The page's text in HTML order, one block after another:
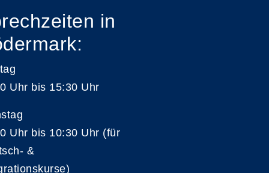
in
Uhr bis 15:30 Uhr
Uhr bis 10:30 Uhr (für
&